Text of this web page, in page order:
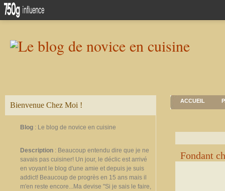
Bienvenue Chez Moi !
Blog : Le blog de novice en cuisine
Description : Beaucoup entendu dire que je ne
savais pas cuisiner! Un jour, le déclic est arrivé
en voyant le blog d'une amie et depuis je suis
addict! Beaucoup de progrès en 15 ans mais il
m'en reste encore...Ma devise "Si je sais le faire,
ACCUEIL
Fondant